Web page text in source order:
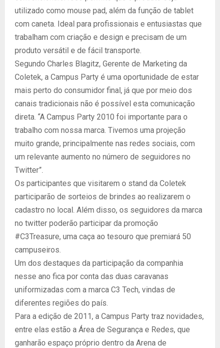
utilizado como mouse pad, além da função de tablet
com caneta. Ideal para profissionais e entusiastas que
trabalham com criação e design e precisam de um
produto versátil e de fácil transporte.
Segundo Charles Blagitz, Gerente de Marketing da
Coletek, a Campus Party é uma oportunidade de estar
mais perto do consumidor final, já que por meio dos
canais tradicionais não é possível esta comunicação
direta. “A Campus Party 2010 foi importante para o
trabalho com nossa marca. Tivemos uma projeção
muito grande, principalmente nas redes sociais, com
um relevante aumento no número de seguidores no
Twitter”.
Os participantes que visitarem o stand da Coletek
participarão de sorteios de brindes ao realizarem o
cadastro no local. Além disso, os seguidores da marca
no twitter poderão participar da promoção
#C3Treasure, uma caça ao tesouro que premiará 50
campuseiros.
Um dos destaques da participação da companhia
nesse ano fica por conta das duas caravanas
uniformizadas com a marca C3 Tech, vindas de
diferentes regiões do país.
Para a edição de 2011, a Campus Party traz novidades,
entre elas estão a Área de Segurança e Redes, que
ganharão espaço próprio dentro da Arena de